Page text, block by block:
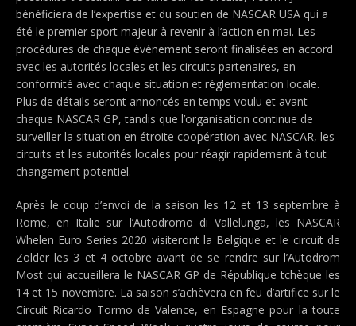
bénéficiera de l’expertise et du soutien de NASCAR USA qui a
été le premier sport majeur à revenir à l’action en mai. Les
procédures de chaque événement seront finalisées en accord
avec les autorités locales et les circuits partenaires, en
conformité avec chaque situation et réglementation locale.
Plus de détails seront annoncés en temps voulu et avant
chaque NASCAR GP, tandis que l’organisation continue de
surveiller la situation en étroite coopération avec NASCAR, les
circuits et les autorités locales pour réagir rapidement à tout
changement potentiel.
Après le coup d’envoi de la saison les 12 et 13 septembre à
Rome, en Italie sur l’Autodromo di Vallelunga, les NASCAR
Whelen Euro Series 2020 visiteront la Belgique et le circuit de
Zolder les 3 et 4 octobre avant de se rendre sur l’Autodrom
Most qui accueillera le NASCAR GP de République tchèque les
14 et 15 novembre. La saison s’achèvera en feu d’artifice sur le
Circuit Ricardo Tormo de Valence, en Espagne pour la toute